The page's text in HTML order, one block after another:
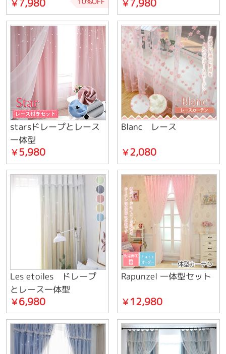
￥ ￥
starsドレープとレース
一体型
￥5,980
Blanc レース
￥2,080
Les etoiles ドレープ
とレース一体型
￥6,980
Rapunzel 一体型セット
￥12,980